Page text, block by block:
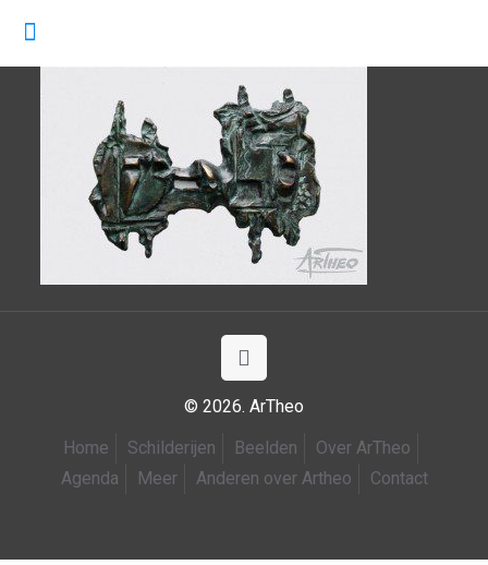
© 2026. ArTheo
Home
Schilderijen Beelden
Over ArTheo
Agenda
Meer Anderen over Artheo Contact